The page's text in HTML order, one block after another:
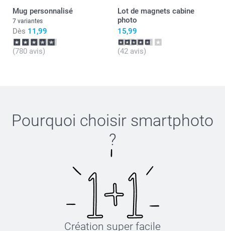
Mug personnalisé
7 variantes
Dès 11,99
(780 avis)
Lot de magnets cabine
photo
15,99
(42 avis)
Pourquoi choisir smartphoto
?
Création super facile